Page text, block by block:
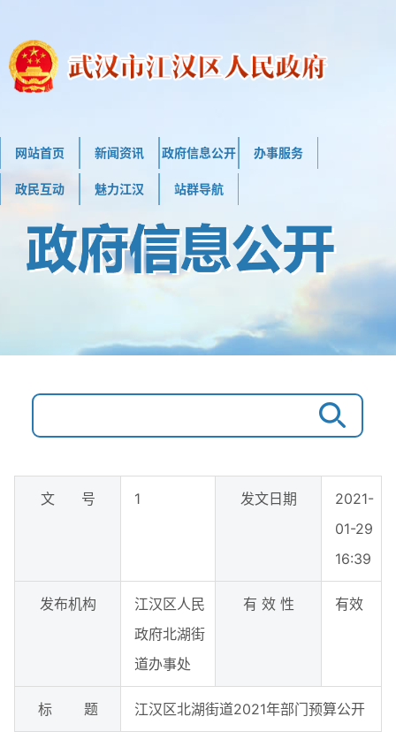
网站首页 新闻资讯 政府信息公开 办事服务
政民互动 魅力江汉 站群导航
文 号 1 发文日期
2021-
01-29
16:39
发布机构
江汉区人民
政府北湖街
道办事处
有 效 性 有效
标 题 江汉区北湖街道2021年部门预算公开